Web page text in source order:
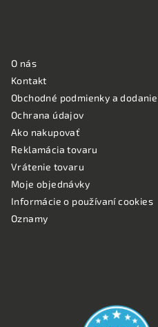
O nás
Kontakt
Obchodné podmienky a
Ochrana údajov
Ako nakupovať
Reklamácia tovaru
Vrátenie tovaru
Moje objednávky
Informácie o používaní cookies
Oznamy